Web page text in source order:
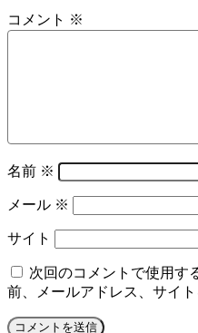
コメント ※
名前 ※
メール ※
サイト
次回のコメントで使用す
前、メールアドレス、サイト